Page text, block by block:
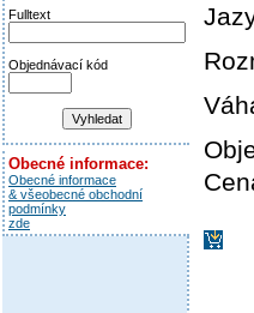
Fulltext
Objednávací kód
Obecné informace:
Obecné informace
& všeobecné obchodní
podmínky
zde